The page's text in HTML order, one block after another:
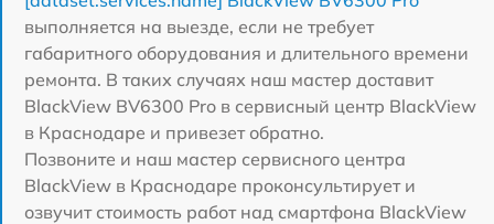
выполняется на выезде, если не требует
габаритного оборудования и длительного времени
ремонта. В таких случаях наш мастер доставит
BlackView BV6300 Pro в сервисный центр BlackView
в Краснодаре и привезет обратно.
Позвоните и наш мастер сервисного центра
BlackView в Краснодаре проконсультирует и
озвучит стоимость работ над смартфона BlackView